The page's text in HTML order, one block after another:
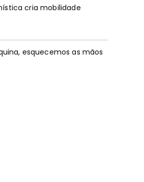
cria mobilidade
esquecemos as mãos